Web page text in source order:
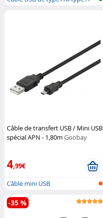
Câble de transfert USB / Mini USB
spécial APN - 1,80m Goobay
4,99€
Câble mini USB
-35 %